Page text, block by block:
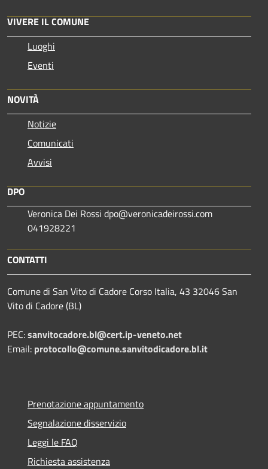
VIVERE IL COMUNE
Luoghi
Eventi
NOVITÀ
Notizie
Comunicati
Avvisi
DPO
Veronica Dei Rossi dpo@veronicadeirossi.com
041928221
CONTATTI
Comune di San Vito di Cadore Corso Italia, 43 32046 San
Vito di Cadore (BL)
PEC:sanvitocadore.bl@cert.ip-veneto.net
Email: protocollo@comune.sanvitodicadore.bl.it
Prenotazione appuntamento
Segnalazione disservizio
Leggi le FAQ
Richiesta assistenza